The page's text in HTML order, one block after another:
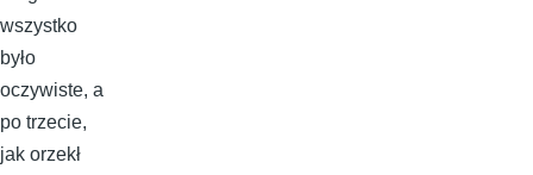
wszystko
było
oczywiste, a
po trzecie,
jak orzekł